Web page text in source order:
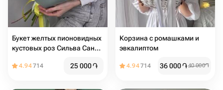
Букет желтых пионовидных
кустовых роз Сильва Санни
4.94714 25 000֏
Корзина с ромашками и
эвкалиптом
4.94714 36 000֏40 000֏